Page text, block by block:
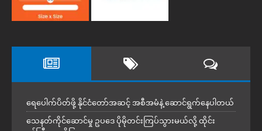
ရေပေါက်ပိတ်ဖို့ နိုင်ငံတော်အဆင့် အစီအမံနဲ့ ဆောင်ရွက်နေပါတယ်
သေနတ်ကိုင်ဆောင်မှု ဥပဒေ ပိုမိုတင်းကြပ်သွားမယ်လို့ ထိုင်း